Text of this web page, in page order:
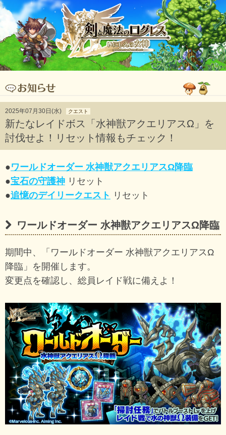
2025年07月30日(水) クエスト
新たなレイドボス「水神獣アクエリアスΩ」を
討伐せよ！リセット情報もチェック！
●ワールドオーダー 水神獣アクエリアスΩ降臨
●宝石の守護神 リセット
●追憶のデイリークエスト リセット
ワールドオーダー 水神獣アクエリアスΩ降臨
期間中、「ワールドオーダー 水神獣アクエリアスΩ
降臨」を開催します。
変更点を確認し、総員レイド戦に備えよ！